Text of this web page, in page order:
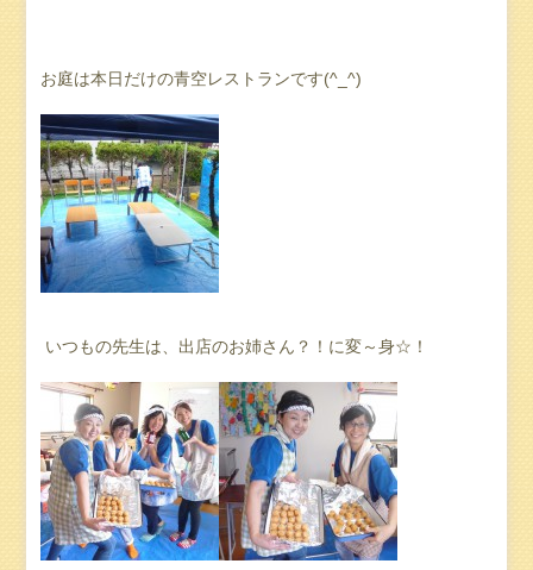
お庭は本日だけの青空レストランです(^_^)
いつもの先生は、出店のお姉さん？！に変～身☆！